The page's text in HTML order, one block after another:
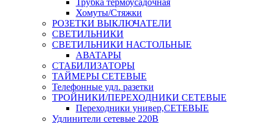
Трубка термоусадочная
Хомуты/Стяжки
РОЗЕТКИ ВЫКЛЮЧАТЕЛИ
СВЕТИЛЬНИКИ
СВЕТИЛЬНИКИ НАСТОЛЬНЫЕ
АВАТАРЫ
СТАБИЛИЗАТОРЫ
ТАЙМЕРЫ СЕТЕВЫЕ
Телефонные удл. разетки
ТРОЙНИКИ/ПЕРЕХОДНИКИ СЕТЕВЫЕ
Переходники универ,СЕТЕВЫЕ
Удлинители сетевые 220В